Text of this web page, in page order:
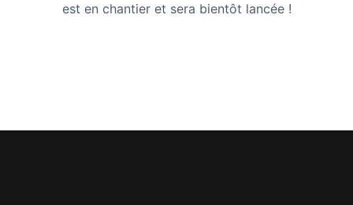
est en chantier et sera bientôt lancée !